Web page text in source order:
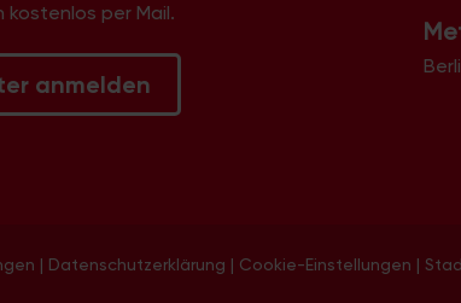
kostenlos per Mail.
anmelden
| Datenschutzerklärung | Cookie-Einstellungen |